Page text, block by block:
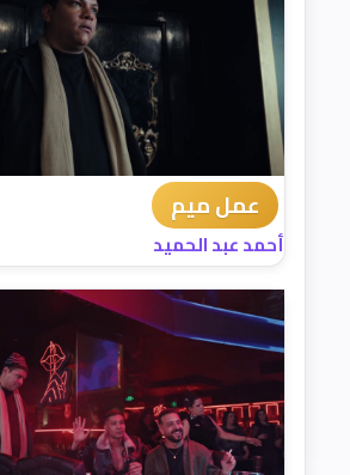
عمل ميم
أحمد عبد الحميد